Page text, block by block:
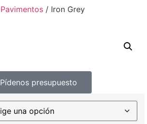
Pavimentos / Iron Grey
Pídenos presupuesto